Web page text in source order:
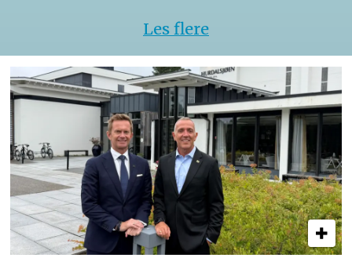
Les flere